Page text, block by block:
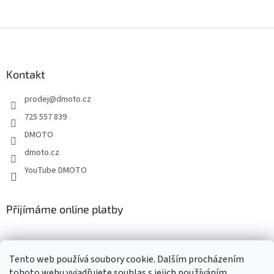
Tento web používá soubory cookie. Dalším procházením
Kontakt
prodej@dmoto.cz
725 557 839
DMOTO
dmoto.cz
YouTube DMOTO
Přijímáme online platby